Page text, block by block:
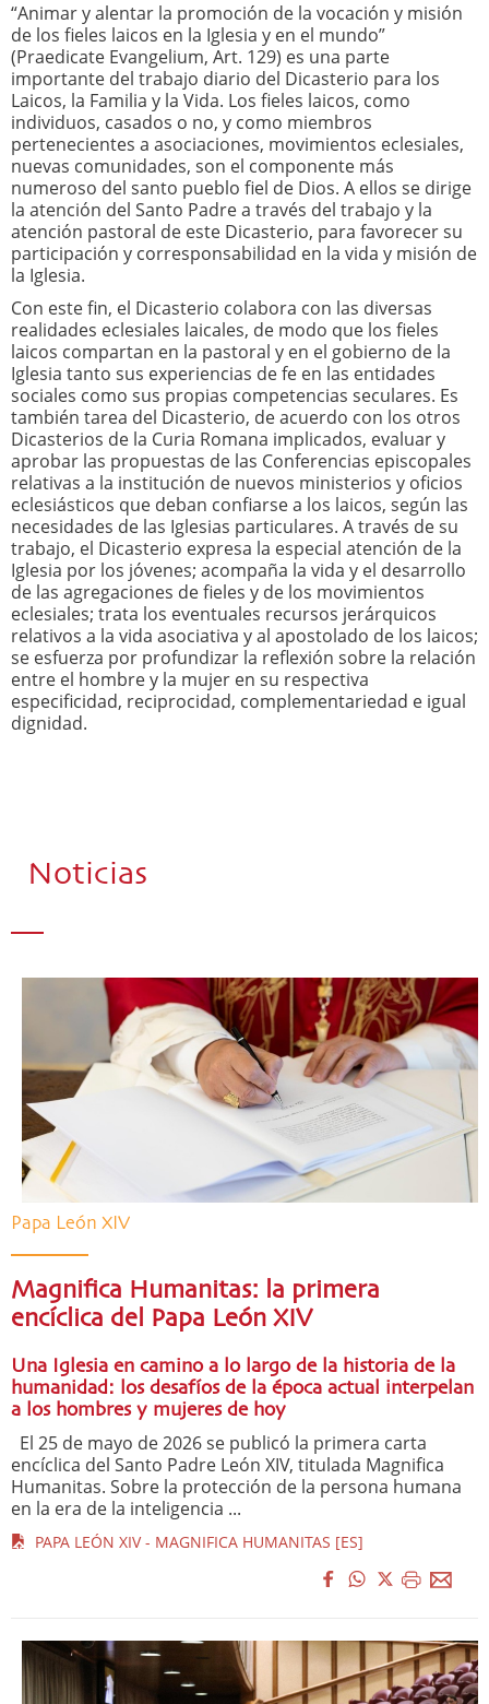
“Animar y alentar la promoción de la vocación y misión
de los fieles laicos en la Iglesia y en el mundo”
(Praedicate Evangelium, Art. 129) es una parte
importante del trabajo diario del Dicasterio para los
Laicos, la Familia y la Vida. Los fieles laicos, como
individuos, casados o no, y como miembros
pertenecientes a asociaciones, movimientos eclesiales,
nuevas comunidades, son el componente más
numeroso del santo pueblo fiel de Dios. A ellos se dirige
la atención del Santo Padre a través del trabajo y la
atención pastoral de este Dicasterio, para favorecer su
participación y corresponsabilidad en la vida y misión de
la Iglesia.
Con este fin, el Dicasterio colabora con las diversas
realidades eclesiales laicales, de modo que los fieles
laicos compartan en la pastoral y en el gobierno de la
Iglesia tanto sus experiencias de fe en las entidades
sociales como sus propias competencias seculares. Es
también tarea del Dicasterio, de acuerdo con los otros
Dicasterios de la Curia Romana implicados, evaluar y
aprobar las propuestas de las Conferencias episcopales
relativas a la institución de nuevos ministerios y oficios
eclesiásticos que deban confiarse a los laicos, según las
necesidades de las Iglesias particulares. A través de su
trabajo, el Dicasterio expresa la especial atención de la
Iglesia por los jóvenes; acompaña la vida y el desarrollo
de las agregaciones de fieles y de los movimientos
eclesiales; trata los eventuales recursos jerárquicos
relativos a la vida asociativa y al apostolado de los laicos;
se esfuerza por profundizar la reflexión sobre la relación
entre el hombre y la mujer en su respectiva
especificidad, reciprocidad, complementariedad e igual
dignidad.
Noticias
Papa León XIV
Magnifica Humanitas: la primera
encíclica del Papa León XIV
Una Iglesia en camino a lo largo de la historia de la
humanidad: los desafíos de la época actual interpelan
a los hombres y mujeres de hoy
El 25 de mayo de 2026 se publicó la primera carta
encíclica del Santo Padre León XIV, titulada Magnifica
Humanitas. Sobre la protección de la persona humana
en la era de la inteligencia ...
PAPA LEÓN XIV - MAGNIFICA HUMANITAS [ES]